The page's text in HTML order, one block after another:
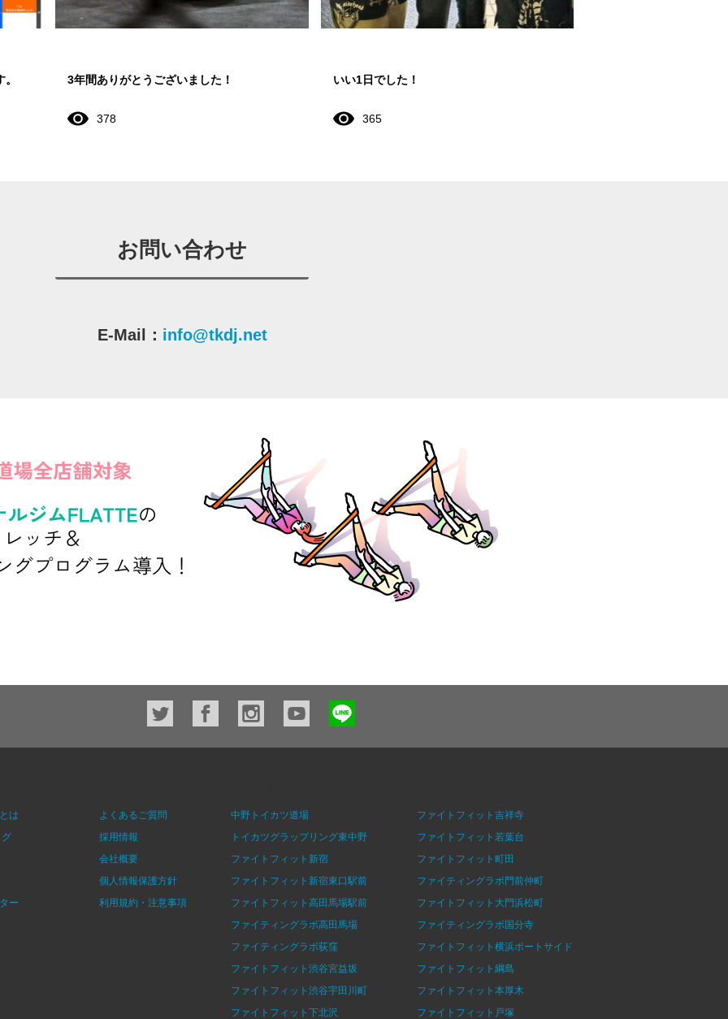
3年間ありがとうございました！
378
いい1日でした！
365
お問い合わせ
E-Mail： info@tkdj.net
は
ー
よくあるご質問
採用情報
会社概要
個人情報保護方針
利用規約・注意事項
中野トイカツ道場
トイカツグラップリング東中野
ファイトフィット新宿
ファイトフィット新宿東口駅前
ファイトフィット高田馬場駅前
ファイティングラボ高田馬場
ファイティングラボ荻窪
ファイトフィット渋谷宮益坂
ファイトフィット渋谷宇田川町
ファイトフィット下北沢
ファイトフィット吉祥寺
ファイトフィット若葉台
ファイトフィット町田
ファイティングラボ門前仲町
ファイトフィット大門浜松町
ファイティングラボ国分寺
ファイトフィット横浜ポートサイド
ファイトフィット綱島
ファイトフィット本厚木
ファイトフィット戸塚